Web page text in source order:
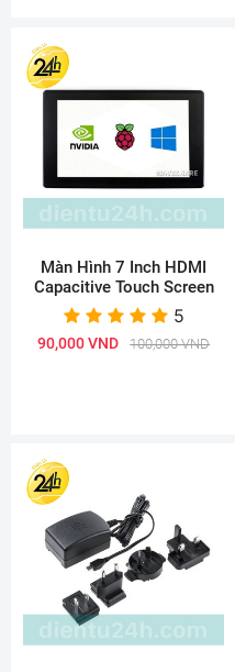
Màn Hình 7 Inch HDMI
Capacitive Touch Screen
5
90,000 VND 100,000 VND